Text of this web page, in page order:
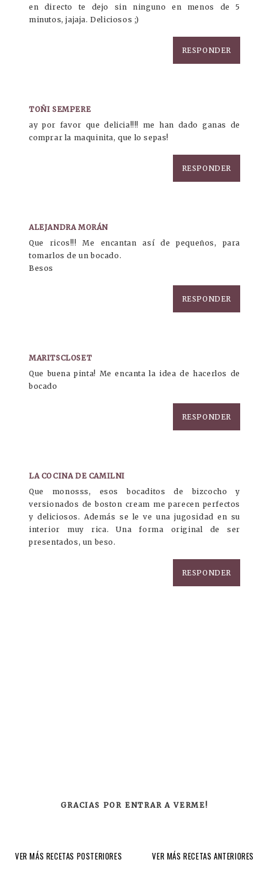
en directo te dejo sin ninguno en menos de 5
minutos, jajaja. Deliciosos ;)
RESPONDER
TOÑI SEMPERE
ay por favor que delicia!!!! me han dado ganas de
comprar la maquinita, que lo sepas!
RESPONDER
ALEJANDRA MORÁN
Que ricos!!! Me encantan así de pequeños, para
tomarlos de un bocado.
Besos
RESPONDER
MARITSCLOSET
Que buena pinta! Me encanta la idea de hacerlos de
bocado
RESPONDER
LA COCINA DE CAMILNI
Que monosss, esos bocaditos de bizcocho y
versionados de boston cream me parecen perfectos
y deliciosos. Además se le ve una jugosidad en su
interior muy rica. Una forma original de ser
presentados, un beso.
RESPONDER
GRACIAS POR ENTRAR A VERME!
VER MÁS RECETAS POSTERIORES VER MÁS RECETAS ANTERIORES